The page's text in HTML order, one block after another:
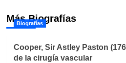
Más Biografías
Biografías
Cooper, Sir Astley Paston
de la cirugía vascular